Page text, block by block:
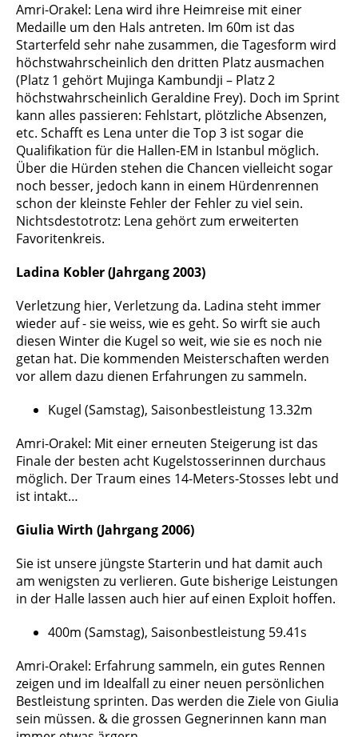
Amri-Orakel: Lena wird ihre Heimreise mit einer
Medaille um den Hals antreten. Im 60m ist das
Starterfeld sehr nahe zusammen, die Tagesform wird
höchstwahrscheinlich den dritten Platz ausmachen
(Platz 1 gehört Mujinga Kambundji – Platz 2
höchstwahrscheinlich Geraldine Frey). Doch im Sprint
kann alles passieren: Fehlstart, plötzliche Absenzen,
etc. Schafft es Lena unter die Top 3 ist sogar die
Qualifikation für die Hallen-EM in Istanbul möglich.
Über die Hürden stehen die Chancen vielleicht sogar
noch besser, jedoch kann in einem Hürdenrennen
schon der kleinste Fehler der Fehler zu viel sein.
Nichtsdestotrotz: Lena gehört zum erweiterten
Favoritenkreis.
Ladina Kobler (Jahrgang 2003)
Verletzung hier, Verletzung da. Ladina steht immer
wieder auf - sie weiss, wie es geht. So wirft sie auch
diesen Winter die Kugel so weit, wie sie es noch nie
getan hat. Die kommenden Meisterschaften werden
vor allem dazu dienen Erfahrungen zu sammeln.
Kugel (Samstag), Saisonbestleistung 13.32m
Amri-Orakel: Mit einer erneuten Steigerung ist das
Finale der besten acht Kugelstosserinnen durchaus
möglich. Der Traum eines 14-Meters-Stosses lebt und
ist intakt…
Giulia Wirth (Jahrgang 2006)
Sie ist unsere jüngste Starterin und hat damit auch
am wenigsten zu verlieren. Gute bisherige Leistungen
in der Halle lassen auch hier auf einen Exploit hoffen.
400m (Samstag), Saisonbestleistung 59.41s
Amri-Orakel: Erfahrung sammeln, ein gutes Rennen
zeigen und im Idealfall zu einer neuen persönlichen
Bestleistung sprinten. Das werden die Ziele von Giulia
sein müssen. & die grossen Gegnerinnen kann man